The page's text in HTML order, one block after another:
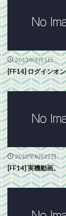
2013年9月1日
[FF14] ログインオ
2012年8月22日
[FF14] 実機動画。